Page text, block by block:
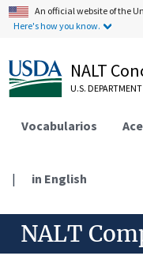
An official website of the
Here's how you know.
NALT
U.S.
Vocabularios
| in English
NALT